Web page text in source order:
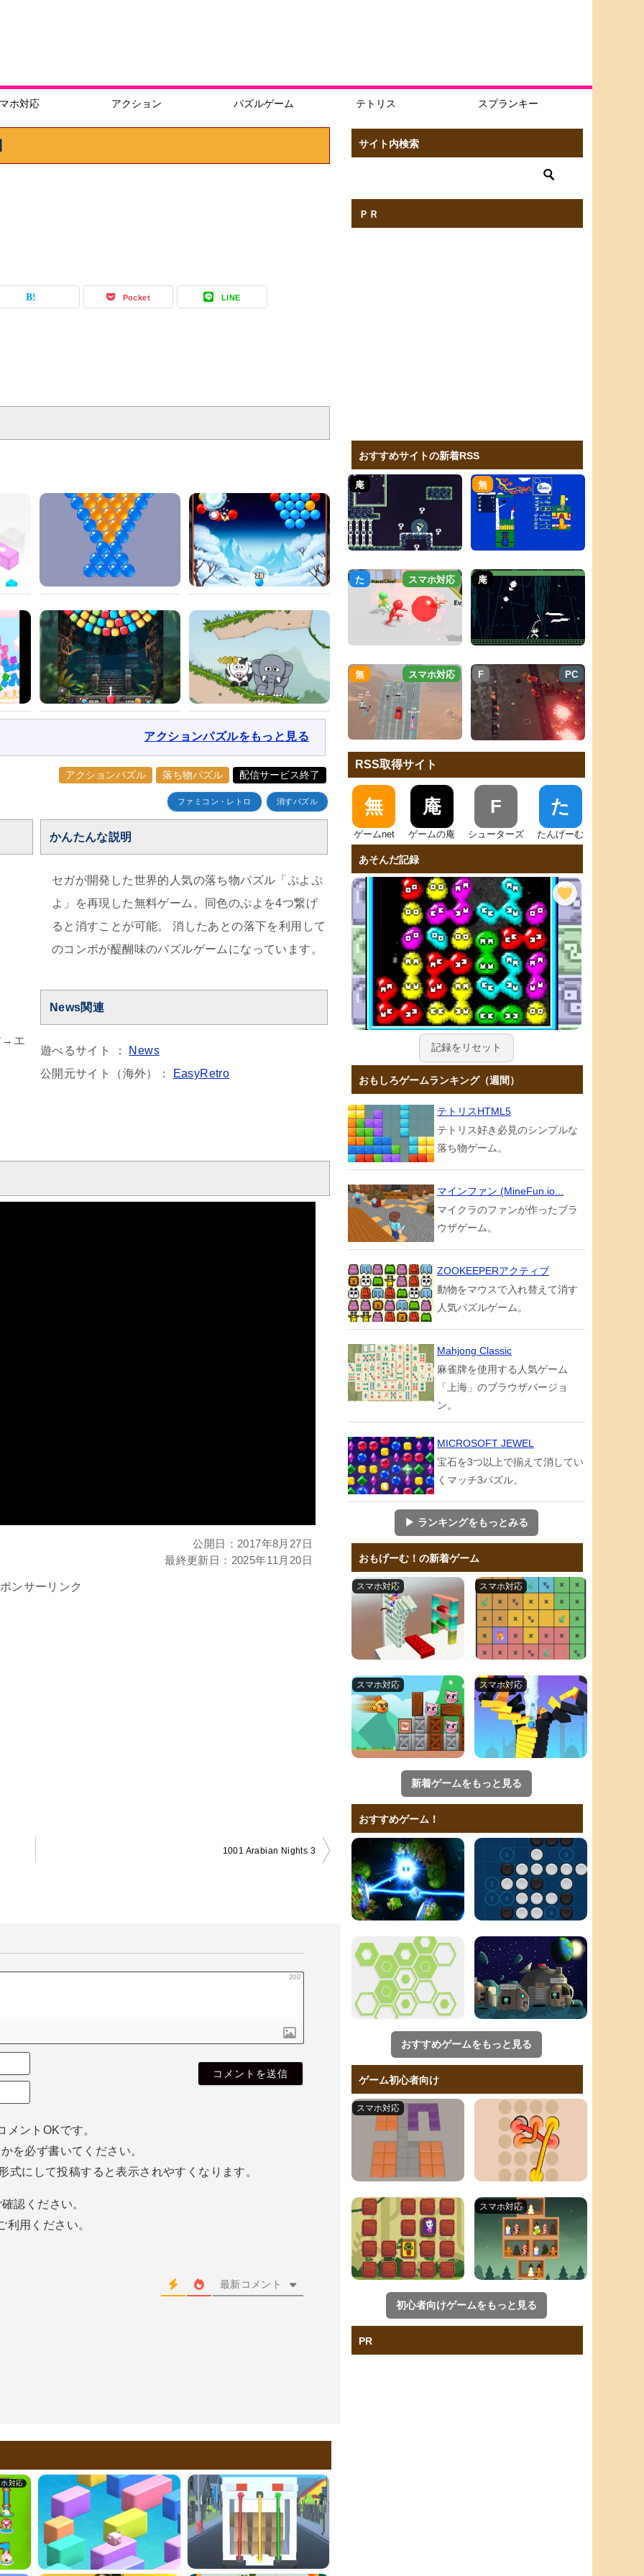
ホ対応 アクション パズルゲーム テトリス スプランキー
Pocket LINE
アクションパズルをもっと見る
アクションパズル 落ち物パズル 配信サービス終了
ファミコン・レトロ 消すパズル
→エ
かんたんな説明
セガが開発した世界的人気の落ち物パズル「ぷよぷ
よ」を再現した無料ゲーム。同色のぷよを4つ繋げ
ると消すことが可能。 消したあとの落下を利用して
のコンボが醍醐味のパズルゲームになっています。
News関連
遊べるサイト ： News
公開元サイト（海外）：
EasyRetro
公開日： 2017年8月27日
最終更新日： 2025年11月20日
ンサーリンク
1001 Arabian Nights 3
200
名
無
さ
E
m
（
空
欄
で
o
k
ントOKです。
を必ず書いてください。
にして投稿すると表示されやすくなります。
認ください。
用ください。
最新コメント
サイト内検索
ＰＲ
おすすめサイトの新着RSS
庵 無
た スマホ対応 庵
無 スマホ対応 F PC
RSS取得サイト
無
ゲームnet
庵
ゲームの庵
F
シューターズ
た
たんげーむ
あそんだ記録
記録をリセット
おもしろゲームランキング（週間）
テトリスHTML5
テトリス好き必見のシンプルな
落ち物ゲーム。
マインファン (MineFun.io...
マイクラのファンが作ったブラ
ウザゲーム。
ZOOKEEPERアクティブ
動物をマウスで入れ替えて消す
人気パズルゲーム。
Mahjong Classic
麻雀牌を使用する人気ゲーム
「上海」のブラウザバージョ
ン。
MICROSOFT JEWEL
宝石を3つ以上で揃えて消してい
くマッチ3パズル。
▶ ランキングをもっとみる
おもげーむ！の新着ゲーム
新着ゲームをもっと見る
おすすめゲーム！
おすすめゲームをもっと見る
ゲーム初心者向け
初心者向けゲームをもっと見る
PR